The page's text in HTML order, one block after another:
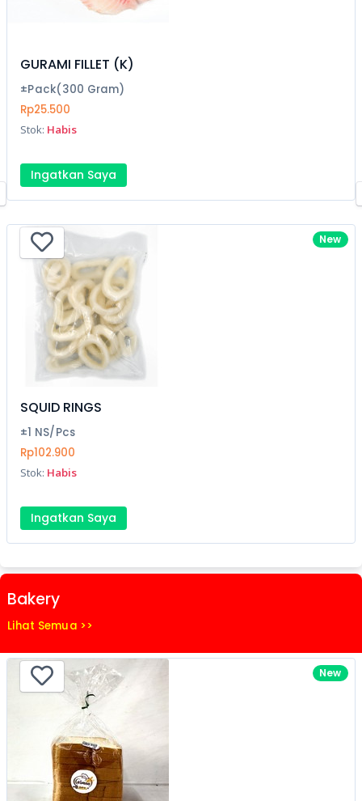
GURAMI FILLET (K)
±Pack(300 Gram)
Rp25.500
Stok: Habis
Ingatkan Saya
New
SQUID RINGS
±1 NS/Pcs
Rp102.900
Stok: Habis
Ingatkan Saya
Bakery
Lihat Semua >>
New